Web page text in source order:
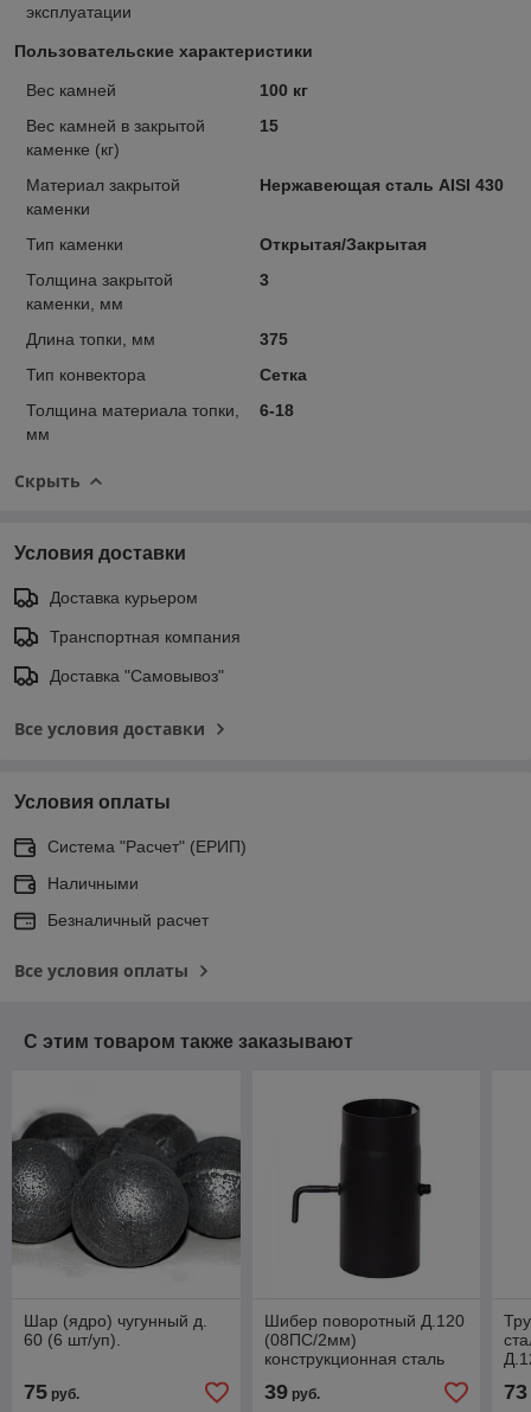
эксплуатации
Пользовательские характеристики
Вес камней
100 кг
Вес камней в закрытой
каменке (кг)
15
Материал закрытой
каменки
Нержавеющая сталь AISI 430
Тип каменки
Открытая/Закрытая
Толщина закрытой
каменки, мм
3
Длина топки, мм
375
Тип конвектора
Сетка
Толщина материала топки,
мм
6-18
Скрыть
Условия доставки
Доставка курьером
Транспортная компания
Доставка "Самовывоз"
Все условия доставки
Условия оплаты
Система "Расчет" (ЕРИП)
Наличными
Безналичный расчет
Все условия оплаты
С этим товаром также заказывают
Шар (ядро) чугунный д.
60 (6 шт/уп).
75 руб.
Шибер поворотный Д.120
(08ПС/2мм)
конструкционная сталь
39руб. 73